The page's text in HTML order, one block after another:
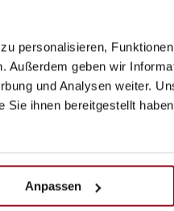
personalisieren,
Außerdem geben wir
und Analysen weiter.
ihnen bereitgestellt
Anpassen